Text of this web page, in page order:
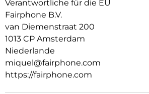
Verantwortliche für die EU
Fairphone B.V.
van Diemenstraat 200
1013 CP Amsterdam
Niederlande
miquel@fairphone.com
https://fairphone.com